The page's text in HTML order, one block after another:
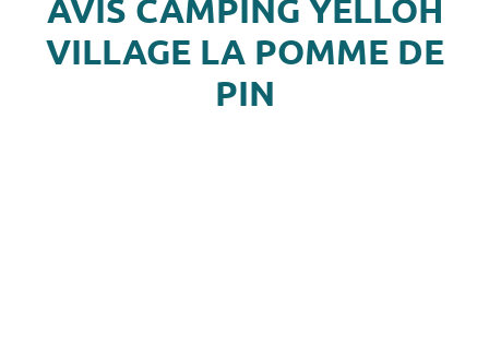
AVIS CAMPING YELLOH
VILLAGE LA POMME DE
PIN